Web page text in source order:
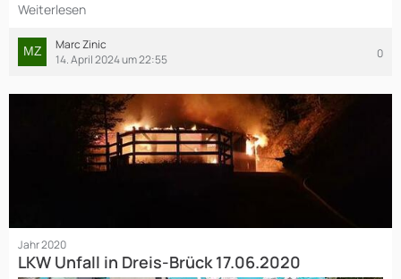
Weiterlesen
Marc Zinic
14. April 2024 um 22:55
0
Jahr 2020
LKW Unfall in Dreis-Brück 17.06.2020